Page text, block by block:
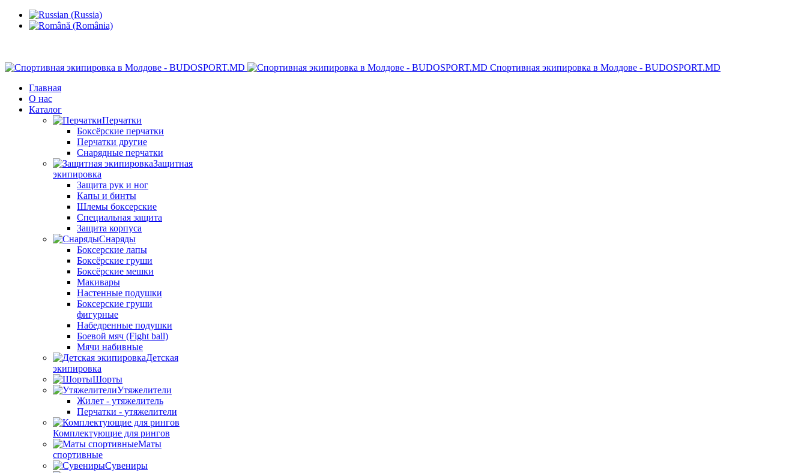
Спортивная экипировка в Молдове - BUDOSPORT.MD
Главная
О нас
Каталог
Перчатки
Боксёрские перчатки
Перчатки другие
Снарядные перчатки
Защитная
экипировка
Защита рук и ног
Капы и бинты
Шлемы боксерские
Специальная защита
Защита корпуса
Снаряды
Боксерские лапы
Боксёрские груши
Боксёрские мешки
Макивары
Настенные подушки
Боксерские груши
фигурные
Набедренные подушки
Боевой мяч (Fight ball)
Мячи набивные
Детская
экипировка
Шорты
Утяжелители
Жилет - утяжелитель
Перчатки - утяжелители
Комплектующие для рингов
Маты
спортивные
Сувениры